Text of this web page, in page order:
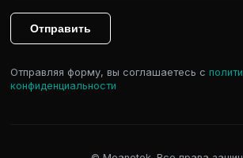
Отправить
Отправляя форму, вы соглашаетесь с
конфиденциальности